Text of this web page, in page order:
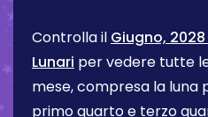
Controlla il Giugno,
Lunari per vedere tutte
mese, compresa la luna
primo quarto e terzo